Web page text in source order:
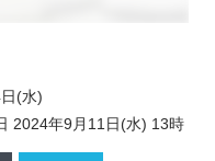
(水)
2024年9月11日(水) 13時